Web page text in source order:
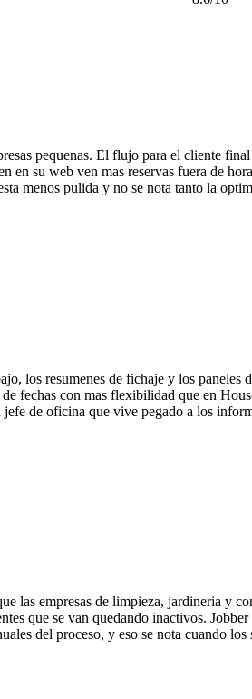
pequenas. El flujo para el cliente
su web ven mas reservas fuera de
menos pulida y no se nota tanto la
los resumenes de fichaje y los
fechas con mas flexibilidad que en
de oficina que vive pegado a los
las empresas de limpieza, jardineria y
que se van quedando inactivos.
del proceso, y eso se nota cuando